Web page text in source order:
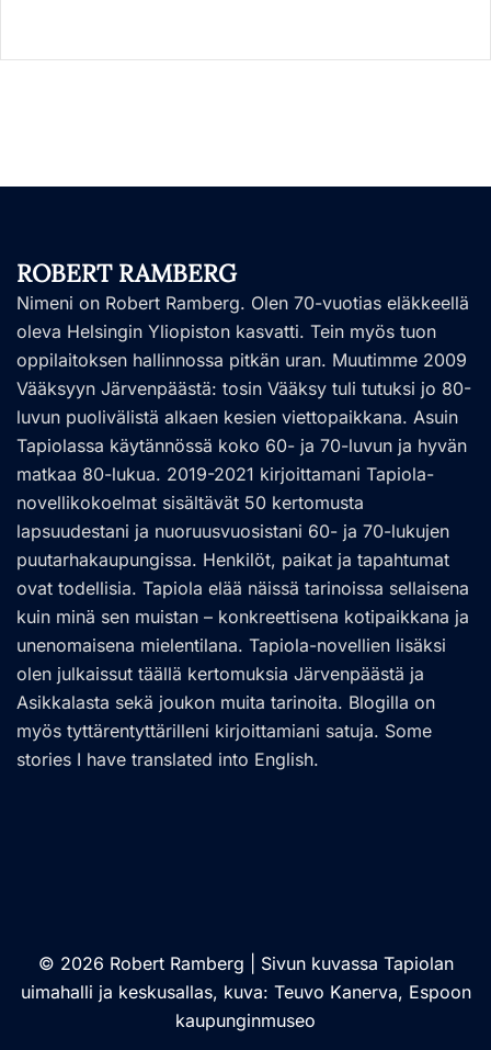
ROBERT RAMBERG
Nimeni on Robert Ramberg. Olen 70-vuotias eläkkeellä
oleva Helsingin Yliopiston kasvatti. Tein myös tuon
oppilaitoksen hallinnossa pitkän uran. Muutimme 2009
Vääksyyn Järvenpäästä: tosin Vääksy tuli tutuksi jo 80-
luvun puolivälistä alkaen kesien viettopaikkana. Asuin
Tapiolassa käytännössä koko 60- ja 70-luvun ja hyvän
matkaa 80-lukua. 2019-2021 kirjoittamani Tapiola-
novellikokoelmat sisältävät 50 kertomusta
lapsuudestani ja nuoruusvuosistani 60- ja 70-lukujen
puutarhakaupungissa. Henkilöt, paikat ja tapahtumat
ovat todellisia. Tapiola elää näissä tarinoissa sellaisena
kuin minä sen muistan – konkreettisena kotipaikkana ja
unenomaisena mielentilana. Tapiola-novellien lisäksi
olen julkaissut täällä kertomuksia Järvenpäästä ja
Asikkalasta sekä joukon muita tarinoita. Blogilla on
myös tyttärentyttärilleni kirjoittamiani satuja. Some
stories I have translated into English.
© 2026 Robert Ramberg | Sivun kuvassa Tapiolan
uimahalli ja keskusallas, kuva: Teuvo Kanerva, Espoon
kaupunginmuseo